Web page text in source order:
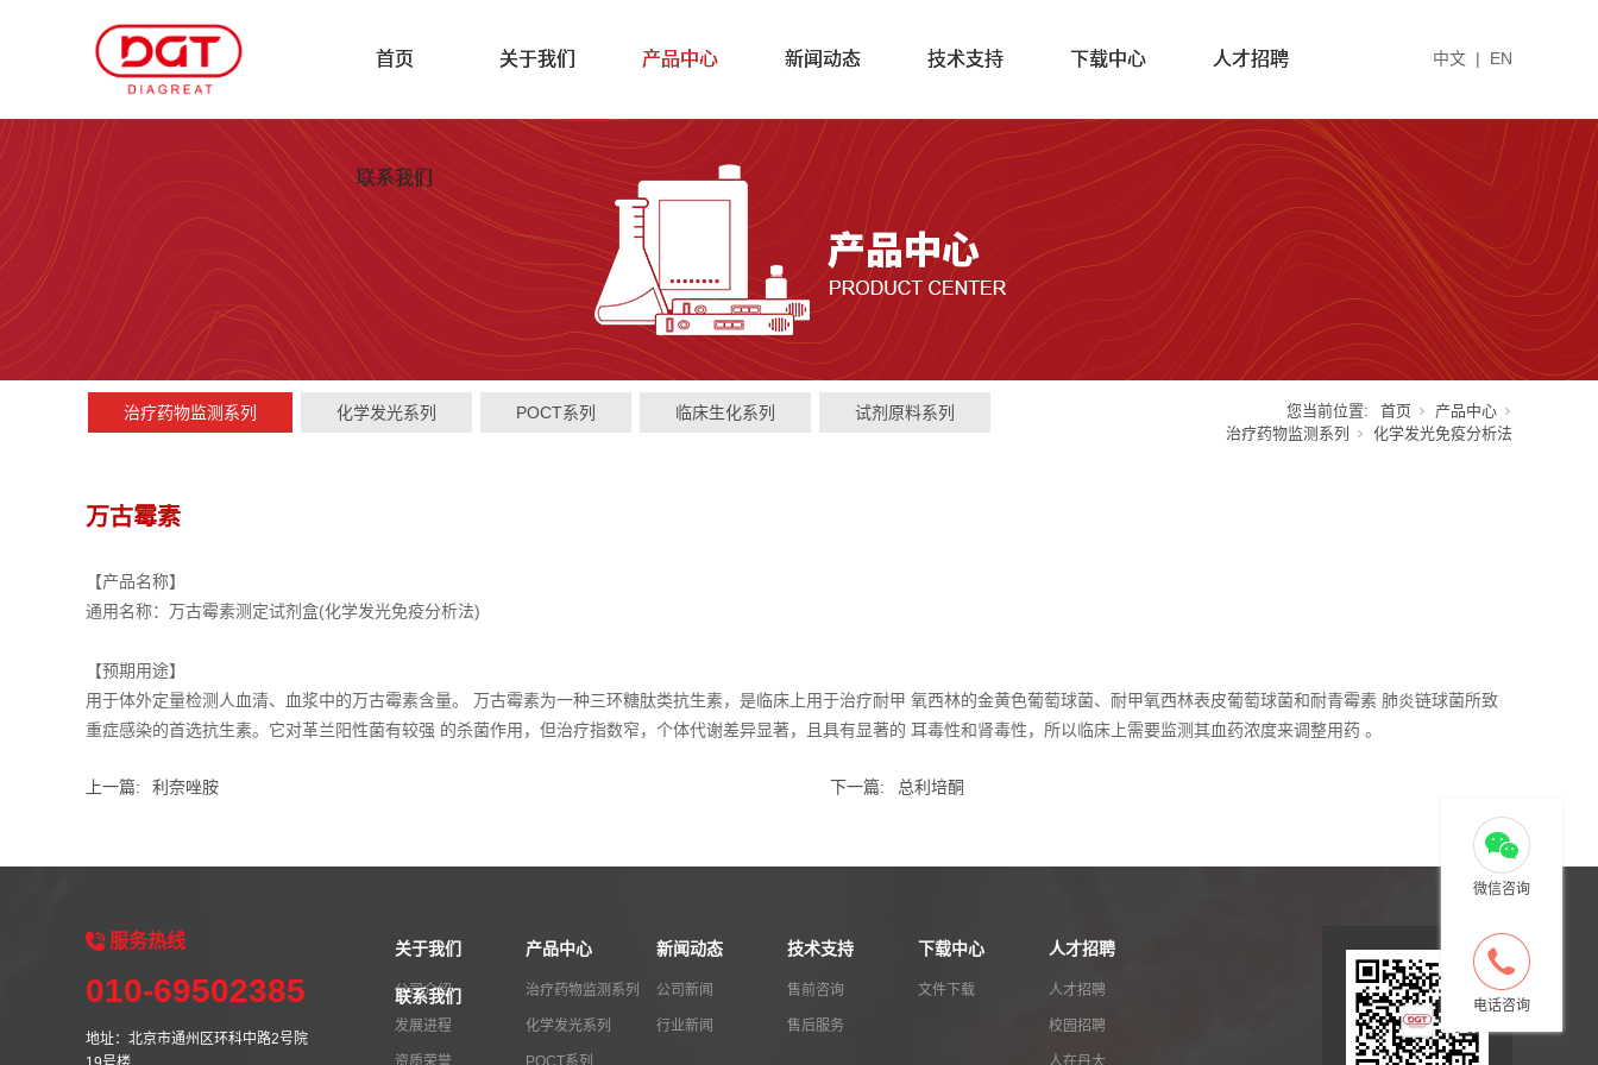
首页 关于我们 产品中心 新闻动态 技术支持 下载中心 人才招聘
联系我们
中文 | EN
治疗药物监测系列 化学发光系列 POCT系列 临床生化系列 试剂原料系列 您当前位置: 首页
产品中心
治疗药物监测系列
化学发光免疫分析法
万古霉素
【产品名称】
通用名称：万古霉素测定试剂盒(化学发光免疫分析法)
【预期用途】
用于体外定量检测人血清、血浆中的万古霉素含量。 万古霉素为一种三环糖肽类抗生素，是临床上用于治疗耐甲 氧西林的金黄色葡萄球菌、耐甲氧西林表皮葡萄球菌和耐青霉素 肺炎链球菌所致
重症感染的首选抗生素。它对革兰阳性菌有较强 的杀菌作用，但治疗指数窄，个体代谢差异显著，且具有显著的 耳毒性和肾毒性，所以临床上需要监测其血药浓度来调整用药 。
上一篇: 利奈唑胺 下一篇: 总利培酮
服务热线
010-69502385
地址：北京市通州区环科中路2号院
关于我们
公司介绍
发展进程
资质荣誉
产品中心
治疗药物监测系列
化学发光系列
POCT系列
新闻动态
公司新闻
行业新闻
技术支持
售前咨询
售后服务
下载中心
文件下载
人才招聘
人才招聘
校园招聘
人在丹大
联系我们
微信咨询
电话咨询